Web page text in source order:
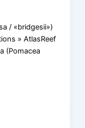
/ «bridgesii»)
» AtlasReef
(Pomacea